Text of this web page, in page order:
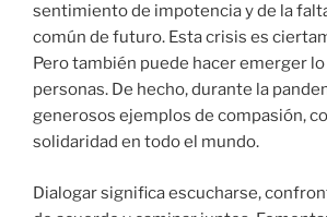
sentimiento de impotencia y de la
común de futuro. Esta crisis es
Pero también puede hacer emerger
personas. De hecho, durante la
generosos ejemplos de compasión,
solidaridad en todo el mundo.
Dialogar significa escucharse,